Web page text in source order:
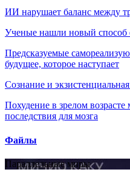
ИИ нарушает баланс между
Ученые нашли новый способ
Предсказуемые
будущее, которое наступает
Сознание и
Похудение в зрелом
последствия для мозга
Файлы
Параллельные миры